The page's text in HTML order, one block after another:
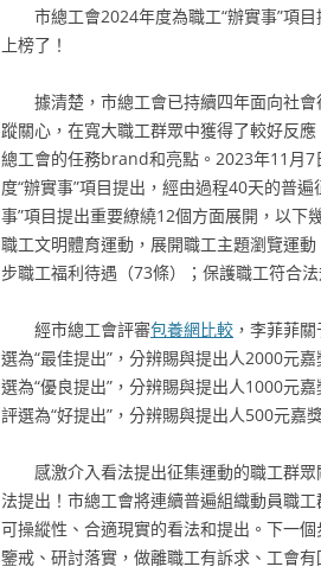
市總工會2024年度為職工“辦實事”項
上榜了！
據清楚，市總工會已持續四年面向社
蹤關心，在寬大職工群眾中獲得了較好反
總工會的任務brand和亮點。2023年11月
度“辦實事”項目提出，經由過程40天的普遍
事”項目提出重要繚繞12個方面展開，以下
職工文明體育運動，展開職工主題瀏覽運
步職工福利待遇（73條）；保護職工符合
經市總工會評審包養網比較 ，李菲菲
選為“最佳提出”，分辨賜與提出人2000元
選為“優良提出”，分辨賜與提出人1000元
評選為“好提出”，分辨賜與提出人500元嘉
感激介入看法提出征集運動的職工群
法提出！市總工會將連續普遍組織動員職
可操縱性、合適現實的看法和提出。下一
鑒戒、研討落實，做離職工有訴求、工會